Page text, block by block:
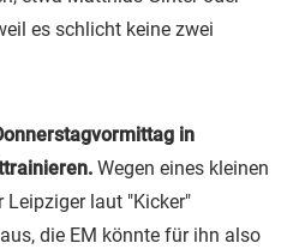
es schlicht keine zwei
in
Wegen eines kleinen
laut "Kicker"
die EM könnte für ihn also